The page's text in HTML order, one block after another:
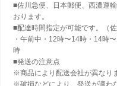
■佐川急便、日本郵便、西濃運
おります。
■配達時間指定が可能です。（
・午前中・12時〜14時・14時
時
■発送の注意点
※商品により配送会社が異なり
※破損などにより、発送が適わ